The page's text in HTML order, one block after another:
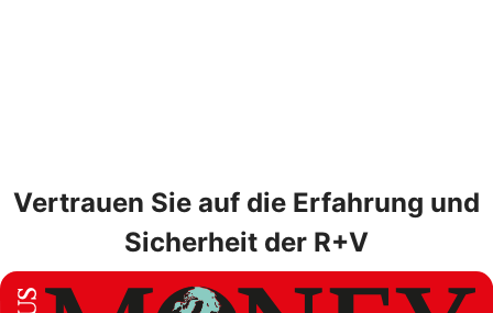
Vertrauen Sie auf die Erfahrung und
Sicherheit der R+V